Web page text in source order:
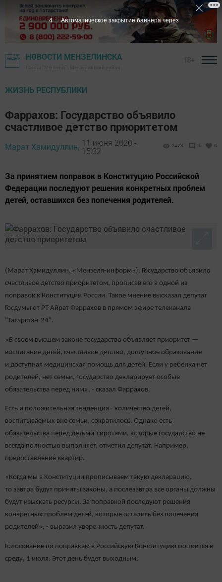
НОВОСТИ МЕНЗЕЛИНСКА
ЖИЗНЬ РЕСПУБЛИКИ
Фаррахов: Государство объявило
счастливое детство приоритетом
Марат Хамидуллин, 11 июня 2020 -
15:32
2473 0 0
За принятием поправок в Конституцию Российской
Федерации последуют решения конкретных проблем
детей, оставшихся без попечения родителей.
(Марат Хамидуллин, «Мензеля-информ»). Государство объявило
счастливое детство приоритетом, прописав его в одной из
поправок к Конституции России. Такое мнение высказал депутат
Госдумы от РТ Айрат Фаррахов в прямом эфире телеканала
"Татарстан-24".
«В своем высшем законе государство объявляет приоритет —
воспитание детей, счастливое детство, доступное образование
и доступная медицинская помощь для детей. Если у ребенка нет
родителей, нет семьи, государство декларирует особые
обязательства перед ним», - сказал Фаррахов.
Есть и положительная тенденция - количество детей,
воспитываемых вне семьи, сократилось. Однако есть
обязательства перед детьми-сиротами, которые государство не
всегда полностью выполняет, отметил депутат. Например,
предоставление квартир.
«Когда мы в Конституции прописываем такую декларацию,
то завтра будут приняты законы, а послезавтра все органы должны
будут изыскать ресурсы. За поправкой последуют решения
конкретных проблем детей, которые остались без попечения
родителей», - выразил уверенность депутат.
Голосование по поправкам в Российскую Конституцию состоится в
среду, 1 июля. Этот день будет выходным.
3 Автоматическое закрытие баннера через